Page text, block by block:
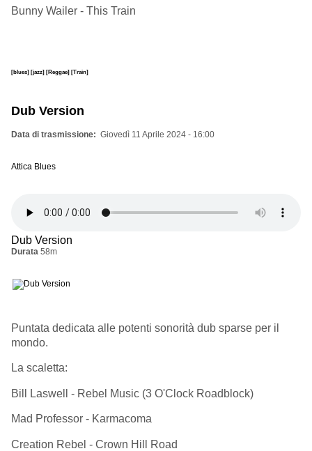
Bunny Wailer - This Train
[blues] [jazz] [Reggae] [Train]
Dub Version
Data di trasmissione Giovedì 11 Aprile 2024 - 16:00
Attica Blues
Dub Version
Durata 58m
Puntata dedicata alle potenti sonorità dub sparse per il
mondo.
La scaletta:
Bill Laswell - Rebel Music (3 O'Clock Roadblock)
Mad Professor - Karmacoma
Creation Rebel - Crown Hill Road